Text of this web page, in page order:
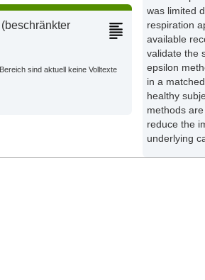
sind aktuell keine Volltexte
was limited
respiration
available
validate the
epsilon
in a
healthy
methods
reduce the
underlying